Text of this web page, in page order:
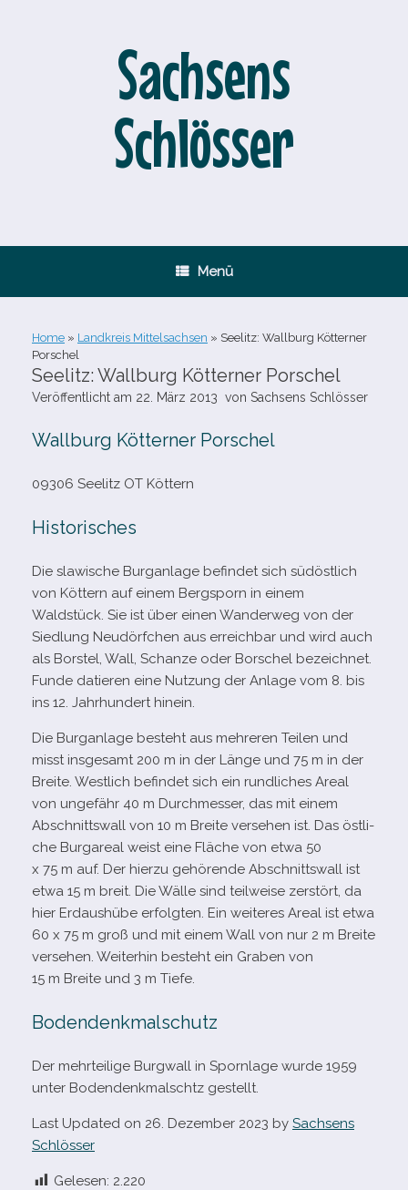
Sachsens
Schlösser
Menü
Home » Landkreis Mittelsachsen » Seelitz: Wallburg Kötterner
Porschel
Seelitz: Wallburg Kötterner Porschel
Veröffentlicht am 22. März 2013 von Sachsens Schlösser
Wallburg Kötterner Porschel
09306 Seelitz OT Köttern
Historisches
Die sla­wi­sche Burganlage befin­det sich süd­öst­lich
von Köttern auf einem Bergsporn in einem
Waldstück. Sie ist über einen Wanderweg von der
Siedlung Neudörfchen aus erreich­bar und wird auch
als Borstel, Wall, Schanze oder Borschel bezeich­net.
Funde datie­ren eine Nutzung der Anlage vom 8. bis
ins 12. Jahrhundert hinein.
Die Burganlage besteht aus meh­re­ren Teilen und
misst ins­ge­samt 200 m in der Länge und 75 m in der
Breite. Westlich befin­det sich ein rund­li­ches Areal
von unge­fähr 40 m Durchmesser, das mit einem
Abschnittswall von 10 m Breite ver­se­hen ist. Das öst­li­
che Burgareal weist eine Fläche von etwa 50
x 75 m auf. Der hierzu gehö­rende Abschnittswall ist
etwa 15 m breit. Die Wälle sind teil­weise zer­stört, da
hier Erdaushübe erfolg­ten. Ein wei­te­res Areal ist etwa
60 x 75 m groß und mit einem Wall von nur 2 m Breite
ver­se­hen. Weiterhin besteht ein Graben von
15 m Breite und 3 m Tiefe.
Bodendenkmalschutz
Der mehr­tei­lige Burgwall in Spornlage wurde 1959
unter Bodendenkmalschtz gestellt.
Last Updated on 26. Dezember 2023 by Sachsens
Schlösser
Gelesen: 2.220